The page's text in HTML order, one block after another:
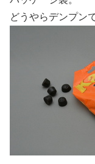
どうやらデンプン